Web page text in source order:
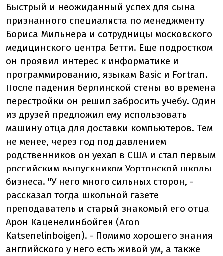
Быстрый и неожиданный успех для сына
признанного специалиста по менеджменту
Бориса Мильнера и сотрудницы московского
медицинского центра Бетти. Еще подростком
он проявил интерес к информатике и
программированию, языкам Basic и Fortran.
После падения берлинской стены во времена
перестройки он решил забросить учебу. Один
из друзей предложил ему использовать
машину отца для доставки компьютеров. Тем
не менее, через год под давлением
родственников он уехал в США и стал первым
российским выпускником Уортонской школы
бизнеса. "У него много сильных сторон, -
рассказал тогда школьной газете
преподаватель и старый знакомый его отца
Арон Каценелинбойген (Aron
Katsenelinboigen). - Помимо хорошего знания
английского у него есть живой ум, а также